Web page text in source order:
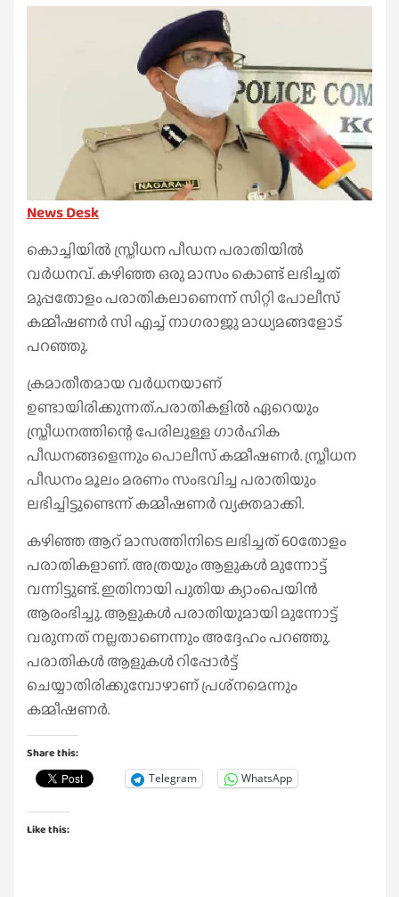
News Desk
കൊച്ചിയില്‍ സ്ത്രീധന പീഡന പരാതിയില്‍
വര്‍ധനവ്. കഴിഞ്ഞ ഒരു മാസം കൊണ്ട് ലഭിച്ചത്
മുപ്പതോളം പരാതികലാണെന്ന് സിറ്റി പോലീസ്
കമ്മീഷണര്‍ സി എച്ച് നാഗരാജു മാധ്യമങ്ങളോട്
പറഞ്ഞു.
ക്രമാതീതമായ വര്‍ധനയാണ്
ഉണ്ടായിരിക്കുന്നത്.പരാതികളില്‍ ഏറെയും
സ്ത്രീധനത്തിന്റെ പേരിലുള്ള ഗാര്‍ഹിക
പീഡനങ്ങളെന്നും പൊലീസ് കമ്മീഷണര്‍. സ്ത്രീധന
പീഡനം മൂലം മരണം സംഭവിച്ച പരാതിയും
ലഭിച്ചിട്ടുണ്ടെന്ന് കമ്മീഷണര്‍ വ്യക്തമാക്കി.
കഴിഞ്ഞ ആറ് മാസത്തിനിടെ ലഭിച്ചത് 60തോളം
പരാതികളാണ്. അത്രയും ആളുകള്‍ മുന്നോട്ട്
വന്നിട്ടുണ്ട്. ഇതിനായി പുതിയ ക്യാംപെയിന്‍
ആരംഭിച്ചു. ആളുകള്‍ പരാതിയുമായി മുന്നോട്ട്
വരുന്നത് നല്ലതാണെന്നും അദ്ദേഹം പറഞ്ഞു.
പരാതികള്‍ ആളുകള്‍ റിപ്പോര്‍ട്ട്
ചെയ്യാതിരിക്കുമ്പോഴാണ് പ്രശ്‌നമെന്നും
കമ്മീഷണര്‍.
Share this:
Telegram WhatsApp
Like this: